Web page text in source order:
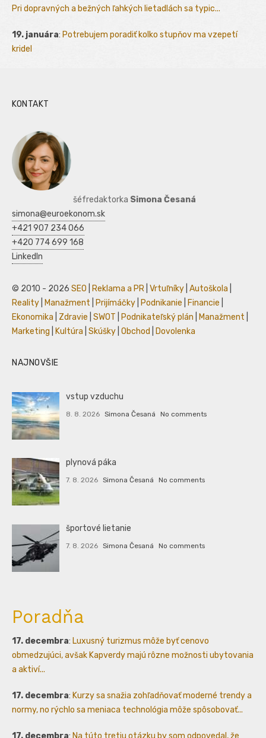
Pri dopravných a bežných ľahkých lietadlách sa typic...
19. januára: Potrebujem poradiť kolko stupňov ma vzepetí
kridel
KONTAKT
šéfredaktorka Simona Česaná
simona@euroekonom.sk
+421 907 234 066
+420 774 699 168
LinkedIn
© 2010 - 2026 SEO Reklama a PR Vrtuľníky Autoškola
Reality
Manažment Prijímáčky Podnikanie Financie
Ekonomika
Zdravie SWOT Podnikateľský plán Manažment
Marketing
Kultúra Skúšky Obchod Dovolenka
NAJNOVŠIE
vstup vzduchu
8. 8. 2026 Simona Česaná No comments
plynová páka
7. 8. 2026 Simona Česaná No comments
športové lietanie
7. 8. 2026 Simona Česaná No comments
Poradňa
17. decembra: Luxusný turizmus môže byť cenovo
obmedzujúci, avšak Kapverdy majú rôzne možnosti ubytovania
a aktiví...
17. decembra: Kurzy sa snažia zohľadňovať moderné trendy a
normy, no rýchlo sa meniaca technológia môže spôsobovať...
17. decembra: Na túto tretiu otázku by som odpovedal, že